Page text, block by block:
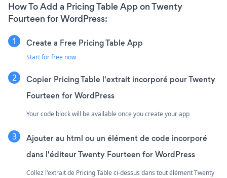
How To Add a Pricing Table App on Twenty
Fourteen for WordPress:
Create a Free Pricing Table App
Start for free now
Copier Pricing Table l'extrait incorporé pour Twenty
Fourteen for WordPress
Your code block will be available once you create your app
Ajouter au html ou un élément de code incorporé
dans l'éditeur Twenty Fourteen for WordPress
Collez l'extrait de Pricing Table ci-dessus dans tout élément Twenty